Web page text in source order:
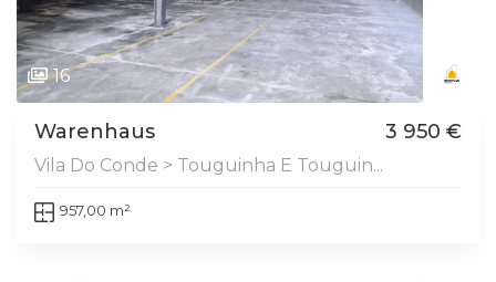
16
Warenhaus 3 950 €
Vila Do Conde > Touguinha E Touguin...
957,00 m²